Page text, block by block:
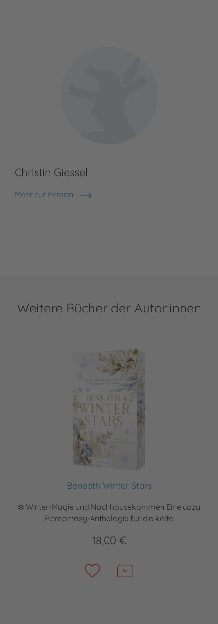
Christin Giessel
Mehr zur Person
Christin Giessel
Weitere Bücher der Autor:innen
Beneath Winter Stars
❄️ Winter-Magie und Nachhausekommen Eine cozy
Romantasy-Anthologie für die kalte
18,00 €